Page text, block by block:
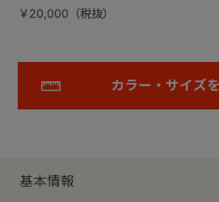
￥20,000（税抜）
カラー・サイズ
基本情報